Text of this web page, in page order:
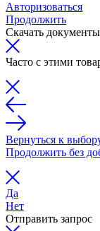
Авторизоваться
Продолжить
Скачать документы
Часто с этими
Вернуться к
Продолжить без
Да
Нет
Отправить запрос